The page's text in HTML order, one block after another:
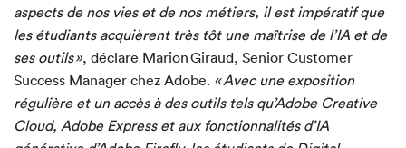
aspects de nos vies et de nos métiers, il est impératif que
les étudiants acquièrent très tôt une maîtrise de l’IA et de
ses outils », déclare Marion Giraud, Senior Customer
Success Manager chez Adobe. « Avec une exposition
régulière et un accès à des outils tels qu’Adobe Creative
Cloud, Adobe Express et aux fonctionnalités d’IA